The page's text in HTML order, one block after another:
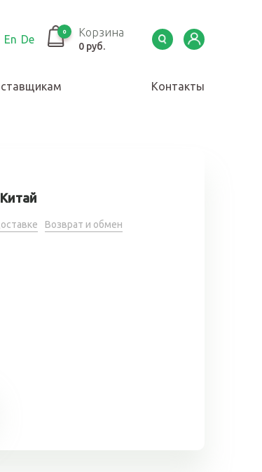
En De
0 Корзина
0 руб.
Контакты
Возврат и обмен